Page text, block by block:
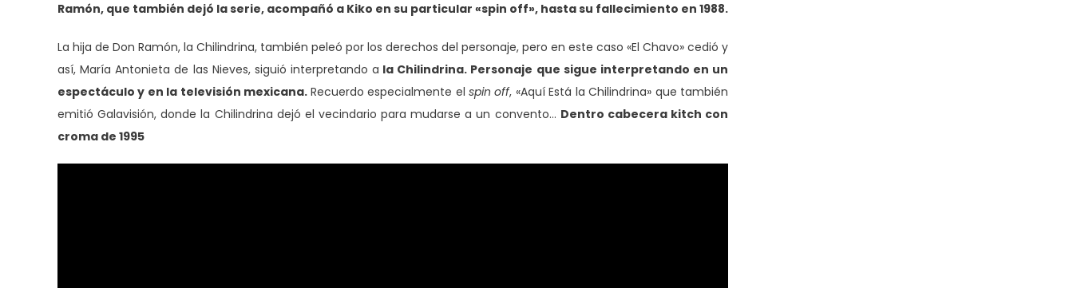
Ramón, que también dejó la serie, acompañó a Kiko en su particular «spin off», hasta su fallecimiento en 1988.
La hija de Don Ramón, la Chilindrina, también peleó por los derechos del personaje, pero en este caso «El Chavo» cedió y
así, María Antonieta de las Nieves, siguió interpretando a la Chilindrina. Personaje que sigue interpretando en un
espectáculo y en la televisión mexicana. Recuerdo especialmente el spin off, «Aquí Está la Chilindrina» que también
emitió Galavisión, donde la Chilindrina dejó el vecindario para mudarse a un convento… Dentro cabecera kitch con
croma de 1995